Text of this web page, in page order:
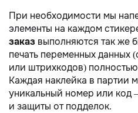
При необходимости мы
элементы на каждом
заказ выполняются так же
печать переменных данных
или штрихкодов)
Каждая наклейка в партии
уникальный номер или код
и защиты от подделок.